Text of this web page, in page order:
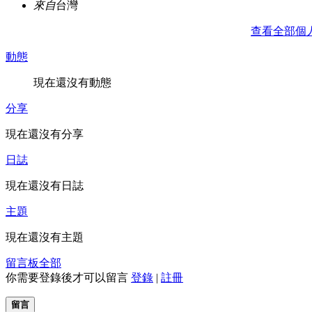
來自台灣
查看全部個
動態
現在還沒有動態
分享
現在還沒有分享
日誌
現在還沒有日誌
主題
現在還沒有主題
留言板全部
你需要登錄後才可以留言 登錄 | 註冊
留言